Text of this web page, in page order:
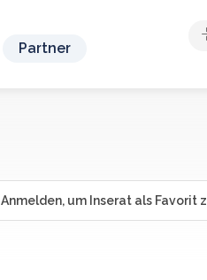
Partner
Anmelden, um Inserat als Favorit